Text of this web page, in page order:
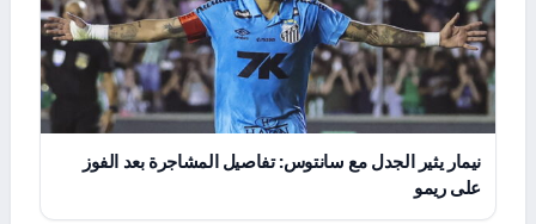
نيمار يثير الجدل مع سانتوس: تفاصيل المشاجرة بعد الفوز
على ريمو